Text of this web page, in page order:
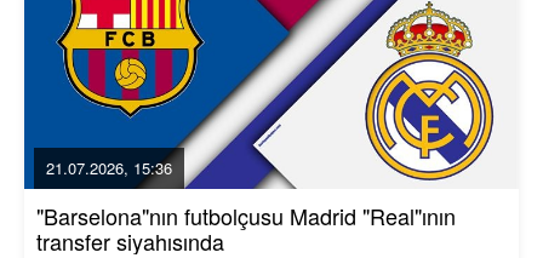
21.07.2026, 15:36
"Barselona"nın futbolçusu Madrid "Real"ının
transfer siyahısında